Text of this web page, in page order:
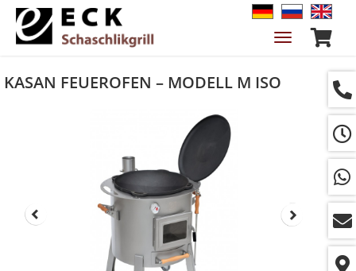
Navigation
KASAN FEUEROFEN – MODELL M ISO